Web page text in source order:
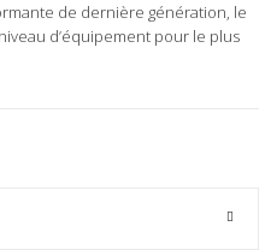
de dernière génération, le
d’équipement pour le plus